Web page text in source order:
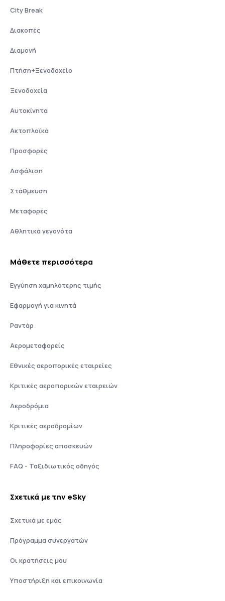
City Break
Διακοπές
Διαμονή
Πτήση+Ξενοδοχείο
Ξενοδοχεία
Αυτοκίνητα
Ακτοπλοϊκά
Προσφορές
Ασφάλιση
Στάθμευση
Μεταφορές
Αθλητικά γεγονότα
Μάθετε περισσότερα
Εγγύηση χαμηλότερης τιμής
Εφαρμογή για κινητά
Ραντάρ
Αερομεταφορείς
Εθνικές αεροπορικές εταιρείες
Κριτικές αεροπορικών εταιρειών
Αεροδρόμια
Κριτικές αεροδρομίων
Πληροφορίες αποσκευών
FAQ - Ταξιδιωτικός οδηγός
Σχετικά με την eSky
Σχετικά με εμάς
Πρόγραμμα συνεργατών
Οι κρατήσεις μου
Υποστήριξη και επικοινωνία